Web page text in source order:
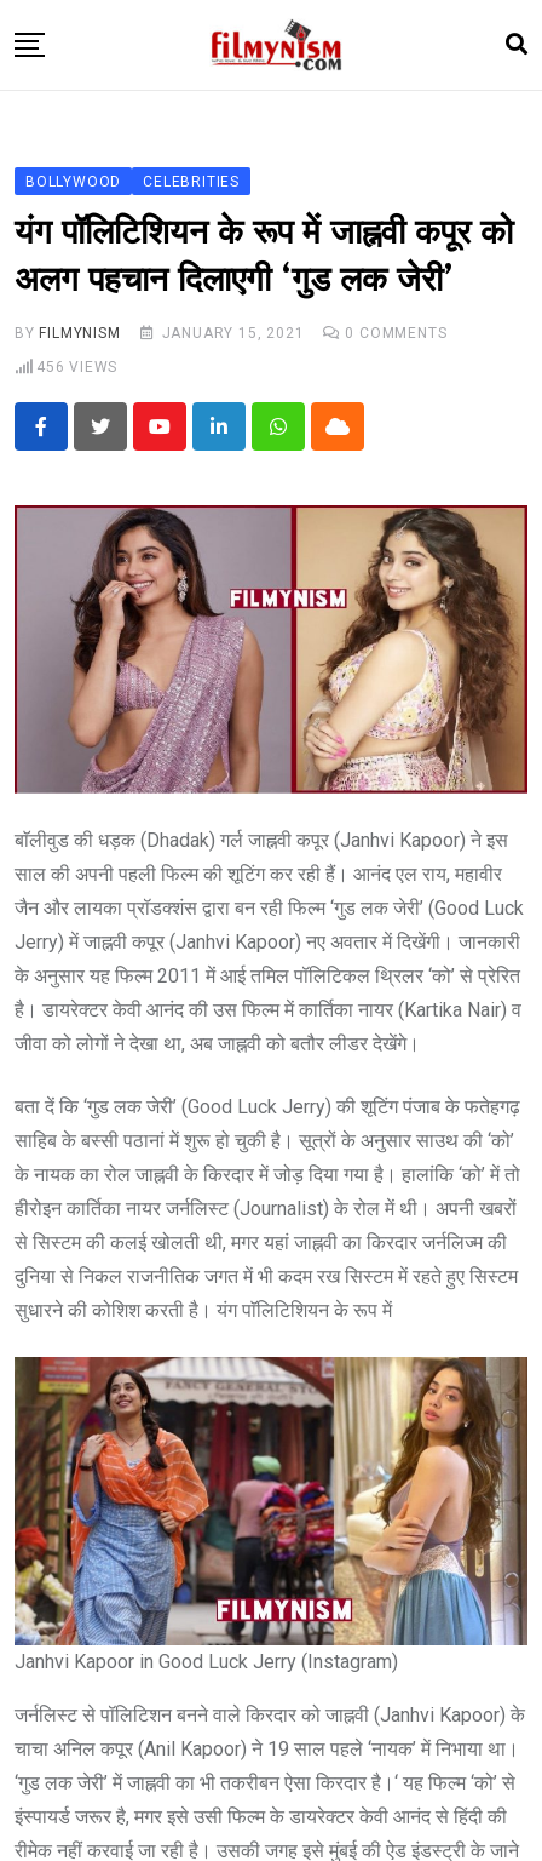
to
TELEVISION
BHOJPURI
NEWS ABTAK
STARRY SIDES
BOLLYWOOD CELEBRITIES
यंग पॉलिटिशियन के रूप में जाह्नवी कपूर को
अलग पहचान दिलाएगी ‘गुड लक जेरी’
BY FILMYNISM JANUARY 15, 2021 0 COMMENTS
456 VIEWS
YoutubeLinkedInWhatsappCloud
बाॅलीवुड की धड़क (Dhadak) गर्ल जाह्नवी कपूर (Janhvi Kapoor) ने इस
साल की अपनी पहली फिल्म की शूटिंग कर रही हैं। आनंद एल राय, महावीर
जैन और लायका प्रॉडक्शंस द्वारा बन रही फिल्म ‘गुड लक जेरी’ (Good Luck
Jerry) में जाह्नवी कपूर (Janhvi Kapoor) नए अवतार में दिखेंगी। जानकारी
के अनुसार यह फिल्म 2011 में आई तमिल पॉलिटिकल थ्रिलर ‘को’ से प्रेरित
है। डायरेक्टर केवी आनंद की उस फिल्म में कार्तिका नायर (Kartika Nair) व
जीवा को लोगों ने देखा था, अब जाह्नवी को बतौर लीडर देखेंगे।
बता दें कि ‘गुड लक जेरी’ (Good Luck Jerry) की शूटिंग पंजाब के फतेहगढ़
साहिब के बस्सी पठानां में शुरू हो चुकी है। सूत्रों के अनुसार साउथ की ‘को’
के नायक का रोल जाह्नवी के किरदार में जोड़ दिया गया है। हालांकि ‘को’ में तो
हीरोइन कार्तिका नायर जर्नलिस्ट (Journalist) के रोल में थी। अपनी खबरों
से सिस्टम की कलई खोलती थी, मगर यहां जाह्नवी का किरदार जर्नलिज्म की
दुनिया से निकल राजनीतिक जगत में भी कदम रख सिस्टम में रहते हुए सिस्टम
सुधारने की कोशिश करती है। यंग पाॅलिटिशियन के रूप में
Janhvi Kapoor in Good Luck Jerry (Instagram)
जर्नलिस्ट से पॉलिटिशन बनने वाले किरदार को जाह्नवी (Janhvi Kapoor) के
चाचा अनिल कपूर (Anil Kapoor) ने 19 साल पहले ‘नायक’ में निभाया था।
‘गुड लक जेरी’ में जाह्नवी का भी तकरीबन ऐसा किरदार है।‘ यह फिल्म ‘को’ से
इंस्पायर्ड जरूर है, मगर इसे उसी फिल्म के डायरेक्टर केवी आनंद से हिंदी की
रीमेक नहीं करवाई जा रही है। उसकी जगह इसे मुंबई की ऐड इंडस्ट्री के जाने